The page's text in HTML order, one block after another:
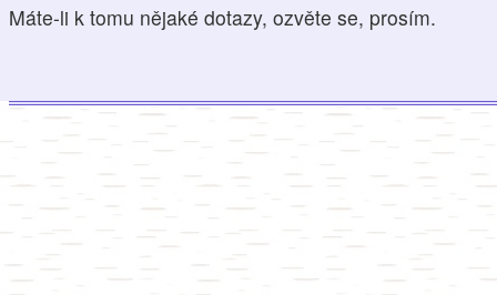
Máte-li k tomu nějaké dotazy, ozvěte se, prosím.